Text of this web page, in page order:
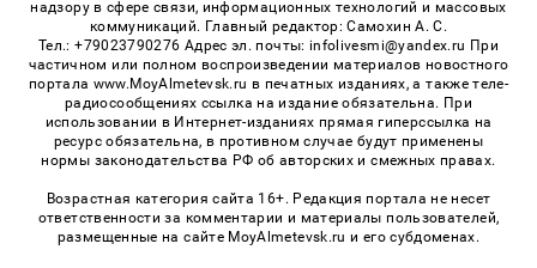
надзору в сфере связи, информационных технологий и массовых
коммуникаций. Главный редактор: Самохин А. С.
Тел.: +79023790276 Адрес эл. почты: infolivesmi@yandex.ru При
частичном или полном воспроизведении материалов новостного
портала www.MoyAlmetevsk.ru в печатных изданиях, а также теле-
радиосообщениях ссылка на издание обязательна. При
использовании в Интернет-изданиях прямая гиперссылка на
ресурс обязательна, в противном случае будут применены
нормы законодательства РФ об авторских и смежных правах.
Возрастная категория сайта 16+. Редакция портала не несет
ответственности за комментарии и материалы пользователей,
размещенные на сайте MoyAlmetevsk.ru и его субдоменах.